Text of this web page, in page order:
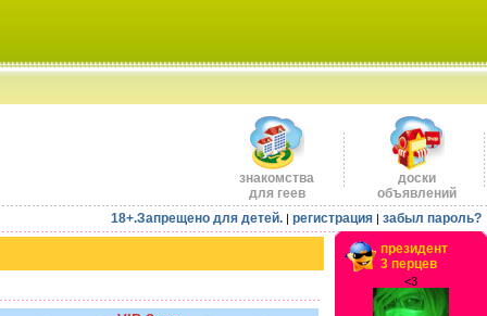
знакомства
для геев
доски
объявлений
18+.Запрещено для детей. | регистрация | забыл пароль?
президент
3 перцев
<3